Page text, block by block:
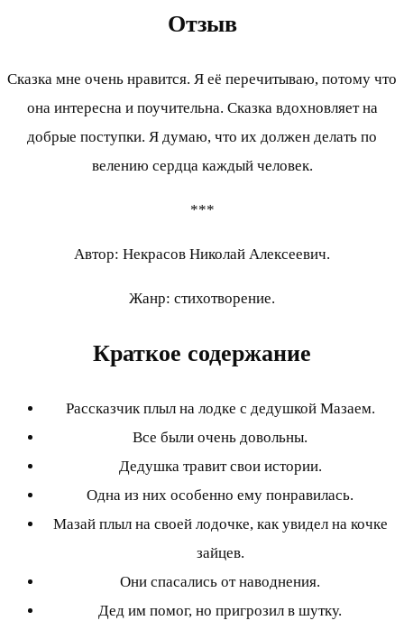
Отзыв
Сказка мне очень нравится. Я её перечитываю, потому что
она интересна и поучительна. Сказка вдохновляет на
добрые поступки. Я думаю, что их должен делать по
велению сердца каждый человек.
***
Автор: Некрасов Николай Алексеевич.
Жанр: стихотворение.
Краткое содержание
Рассказчик плыл на лодке с дедушкой Мазаем.
Все были очень довольны.
Дедушка травит свои истории.
Одна из них особенно ему понравилась.
Мазай плыл на своей лодочке, как увидел на кочке
зайцев.
Они спасались от наводнения.
Дед им помог, но пригрозил в шутку.